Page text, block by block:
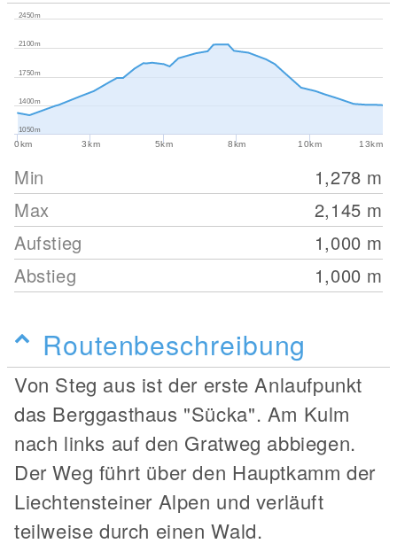
0km 3km 5km 8km 10km 13km
1050m
1400m
1750m
2100m
2450m
Min 1,278 m
Max
2,145 m
Aufstieg
1,000 m
Abstieg
1,000 m
Routenbeschreibung
Von Steg aus ist der erste Anlaufpunkt
das Berggasthaus "Sücka". Am Kulm
nach links auf den Gratweg abbiegen.
Der Weg führt über den Hauptkamm der
Liechtensteiner Alpen und verläuft
teilweise durch einen Wald.